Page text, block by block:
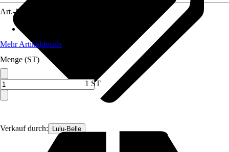
Verkauf durch: Lulu-Belle
Art.-Nr.
Mehr Artikeldetails
Menge (ST)
1 ST